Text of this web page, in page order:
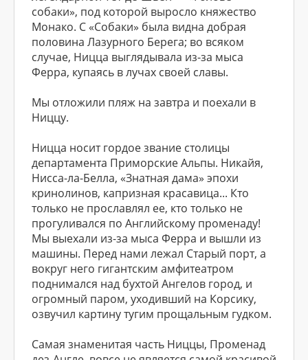
собаки», под которой выросло княжество
Монако. С «Собаки» была видна добрая
половина Лазурного Берега; во всяком
случае, Ницца выглядывала из-за мыса
Ферра, купаясь в лучах своей славы.
Мы отложили пляж на завтра и поехали в
Ниццу.
Ницца носит гордое звание столицы
департамента Приморские Альпы. Никайя,
Нисса-ла-Белла, «Знатная дама» эпохи
кринолинов, капризная красавица... Кто
только не прославлял ее, кто только не
прогуливался по Английскому променаду!
Мы выехали из-за мыса Ферра и вышли из
машины. Перед нами лежал Старый порт, а
вокруг него гигантским амфитеатром
поднимался над бухтой Ангелов город, и
огромный паром, уходивший на Корсику,
озвучил картину тугим прощальным гудком.
Самая знаменитая часть Ниццы, Променад